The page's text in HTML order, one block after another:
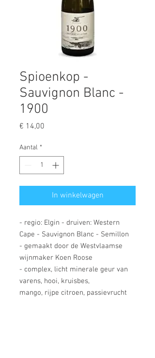
Spioenkop -
Sauvignon Blanc -
1900
€ 14,00
Aantal *
In winkelwagen
- regio: Elgin - druiven: Western
Cape - Sauvignon Blanc - Semillon
- gemaakt door de Westvlaamse
wijnmaker Koen Roose
- complex, licht minerale geur van
varens, hooi, kruisbes,
mango, rijpe citroen, passievrucht